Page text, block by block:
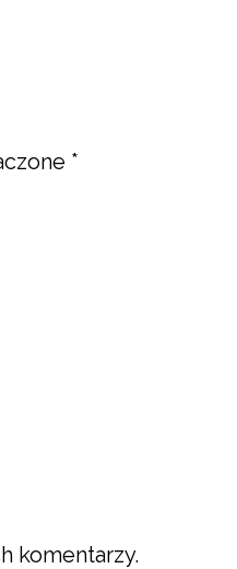
*
komentarzy.